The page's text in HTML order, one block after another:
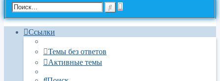
Расширенный
Ссылки
Темы без ответов
Активные темы